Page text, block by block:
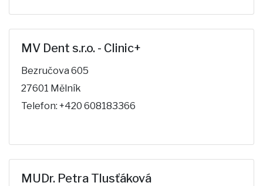
MV Dent s.r.o. - Clinic+
Bezručova 605
27601 Mělník
Telefon: +420 608183366
MUDr. Petra Tlusťáková